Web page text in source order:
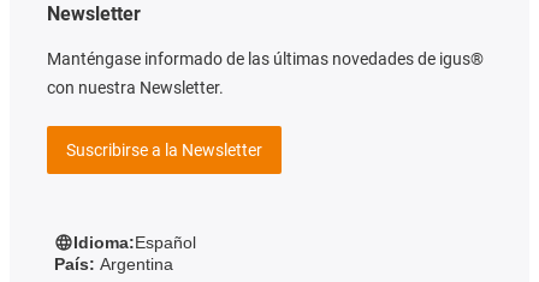
Newsletter
Manténgase informado de las últimas novedades de igus®
con nuestra Newsletter.
Suscribirse a la Newsletter
Idioma:Español
País: Argentina